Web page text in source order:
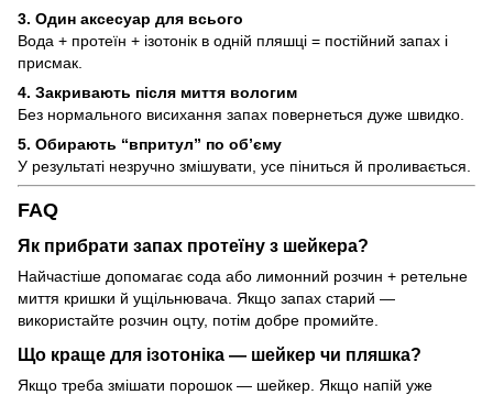
3. Один аксесуар для всього
Вода + протеїн + ізотонік в одній пляшці = постійний запах і
присмак.
4. Закривають після миття вологим
Без нормального висихання запах повернеться дуже швидко.
5. Обирають “впритул” по об’єму
У результаті незручно змішувати, усе піниться й проливається.
FAQ
Як прибрати запах протеїну з шейкера?
Найчастіше допомагає сода або лимонний розчин + ретельне
миття кришки й ущільнювача. Якщо запах старий —
використайте розчин оцту, потім добре промийте.
Що краще для ізотоніка — шейкер чи пляшка?
Якщо треба змішати порошок — шейкер. Якщо напій уже